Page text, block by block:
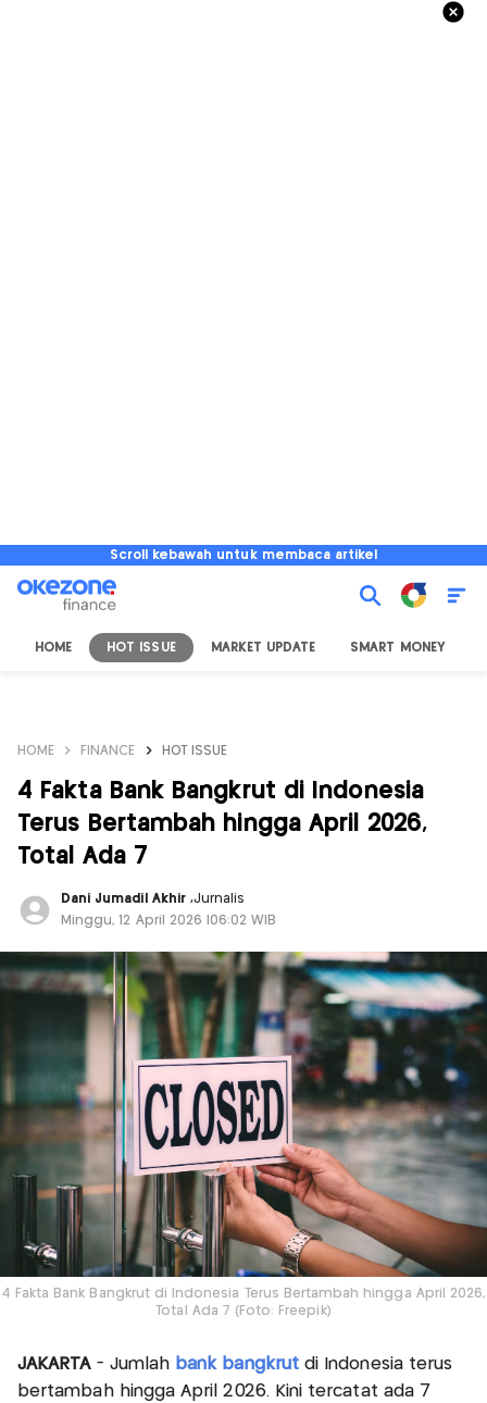
Scroll kebawah untuk membaca artikel
HOME HOT ISSUE MARKET UPDATE SMART MONEY
HOME FINANCE HOT ISSUE
4 Fakta Bank Bangkrut di Indonesia
Terus Bertambah hingga April 2026,
Total Ada 7
Dani Jumadil Akhir ,Jurnalis
Minggu, 12 April 2026 |06:02 WIB
4 Fakta Bank Bangkrut di Indonesia Terus Bertambah hingga April 2026,
Total Ada 7 (Foto: Freepik)
JAKARTA- Jumlah bank bangkrutdi Indonesia terus
bertambah hingga April 2026. Kini tercatat ada 7